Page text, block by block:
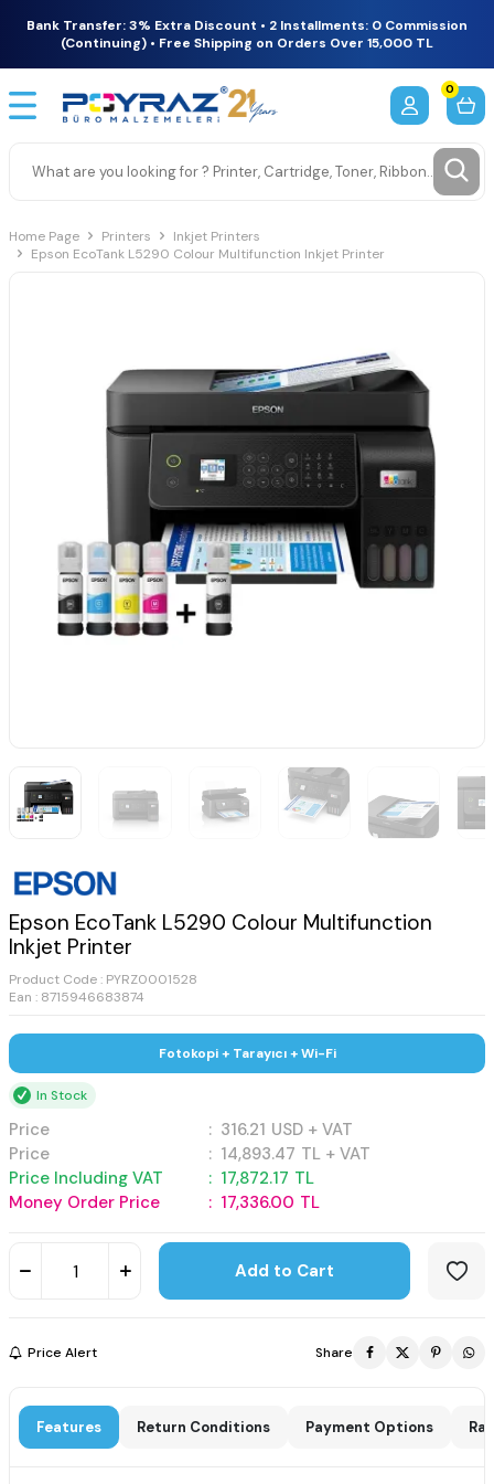
Bank Transfer: 3% Extra Discount • 2 Installments: 0 Commission
(Continuing) • Free Shipping on Orders Over 15,000 TL
0
Home Page Printers
Inkjet Printers
Epson EcoTank L5290 Colour Multifunction Inkjet Printer
Epson EcoTank L5290 Colour Multifunction
Inkjet Printer
Product Code : PYRZ0001528
Ean : 8715946683874
Fotokopi + Tarayıcı + Wi-Fi
In Stock
Price : 316.21 USD + VAT
Price
: 14,893.47 TL + VAT
Price Including VAT
: 17,872.17 TL
Money Order Price
: 17,336.00 TL
Add to Cart
Price Alert Share
Features Return Conditions Payment Options